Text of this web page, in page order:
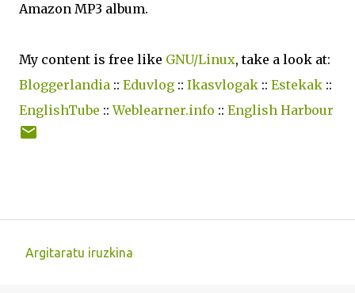
Amazon MP3 album.
My content is free like GNU/Linux, take a look at:
Bloggerlandia :: Eduvlog :: Ikasvlogak :: Estekak ::
EnglishTube ::Weblearner.info :: English Harbour
Argitaratu iruzkina